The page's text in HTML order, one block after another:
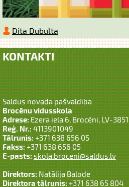
Dita Dubulta
KONTAKTI
Saldus novada pašvaldība
Brocēnu vidusskola
Adrese:Ezera iela 6, Brocēni, LV-3851
Reģ. Nr.:4113901049
Tālrunis:+371 638 656 05
Fakss:+371 638 656 05
E-pasts:skola.broceni@saldus.lv
Direktors:Natālija Balode
Direktora tālrunis:+371 638 65 804